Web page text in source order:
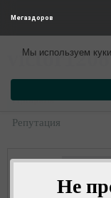
Не
Мегаздоров
Мы используем
victor1208
Профиль
Репутация